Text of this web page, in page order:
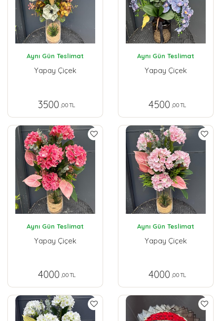
Aynı Gün Teslimat
Yapay Çiçek
3500 ,00 TL
Aynı Gün Teslimat
Yapay Çiçek
4500 ,00 TL
Aynı Gün Teslimat
Yapay Çiçek
4000 ,00 TL
Aynı Gün Teslimat
Yapay Çiçek
4000 ,00 TL